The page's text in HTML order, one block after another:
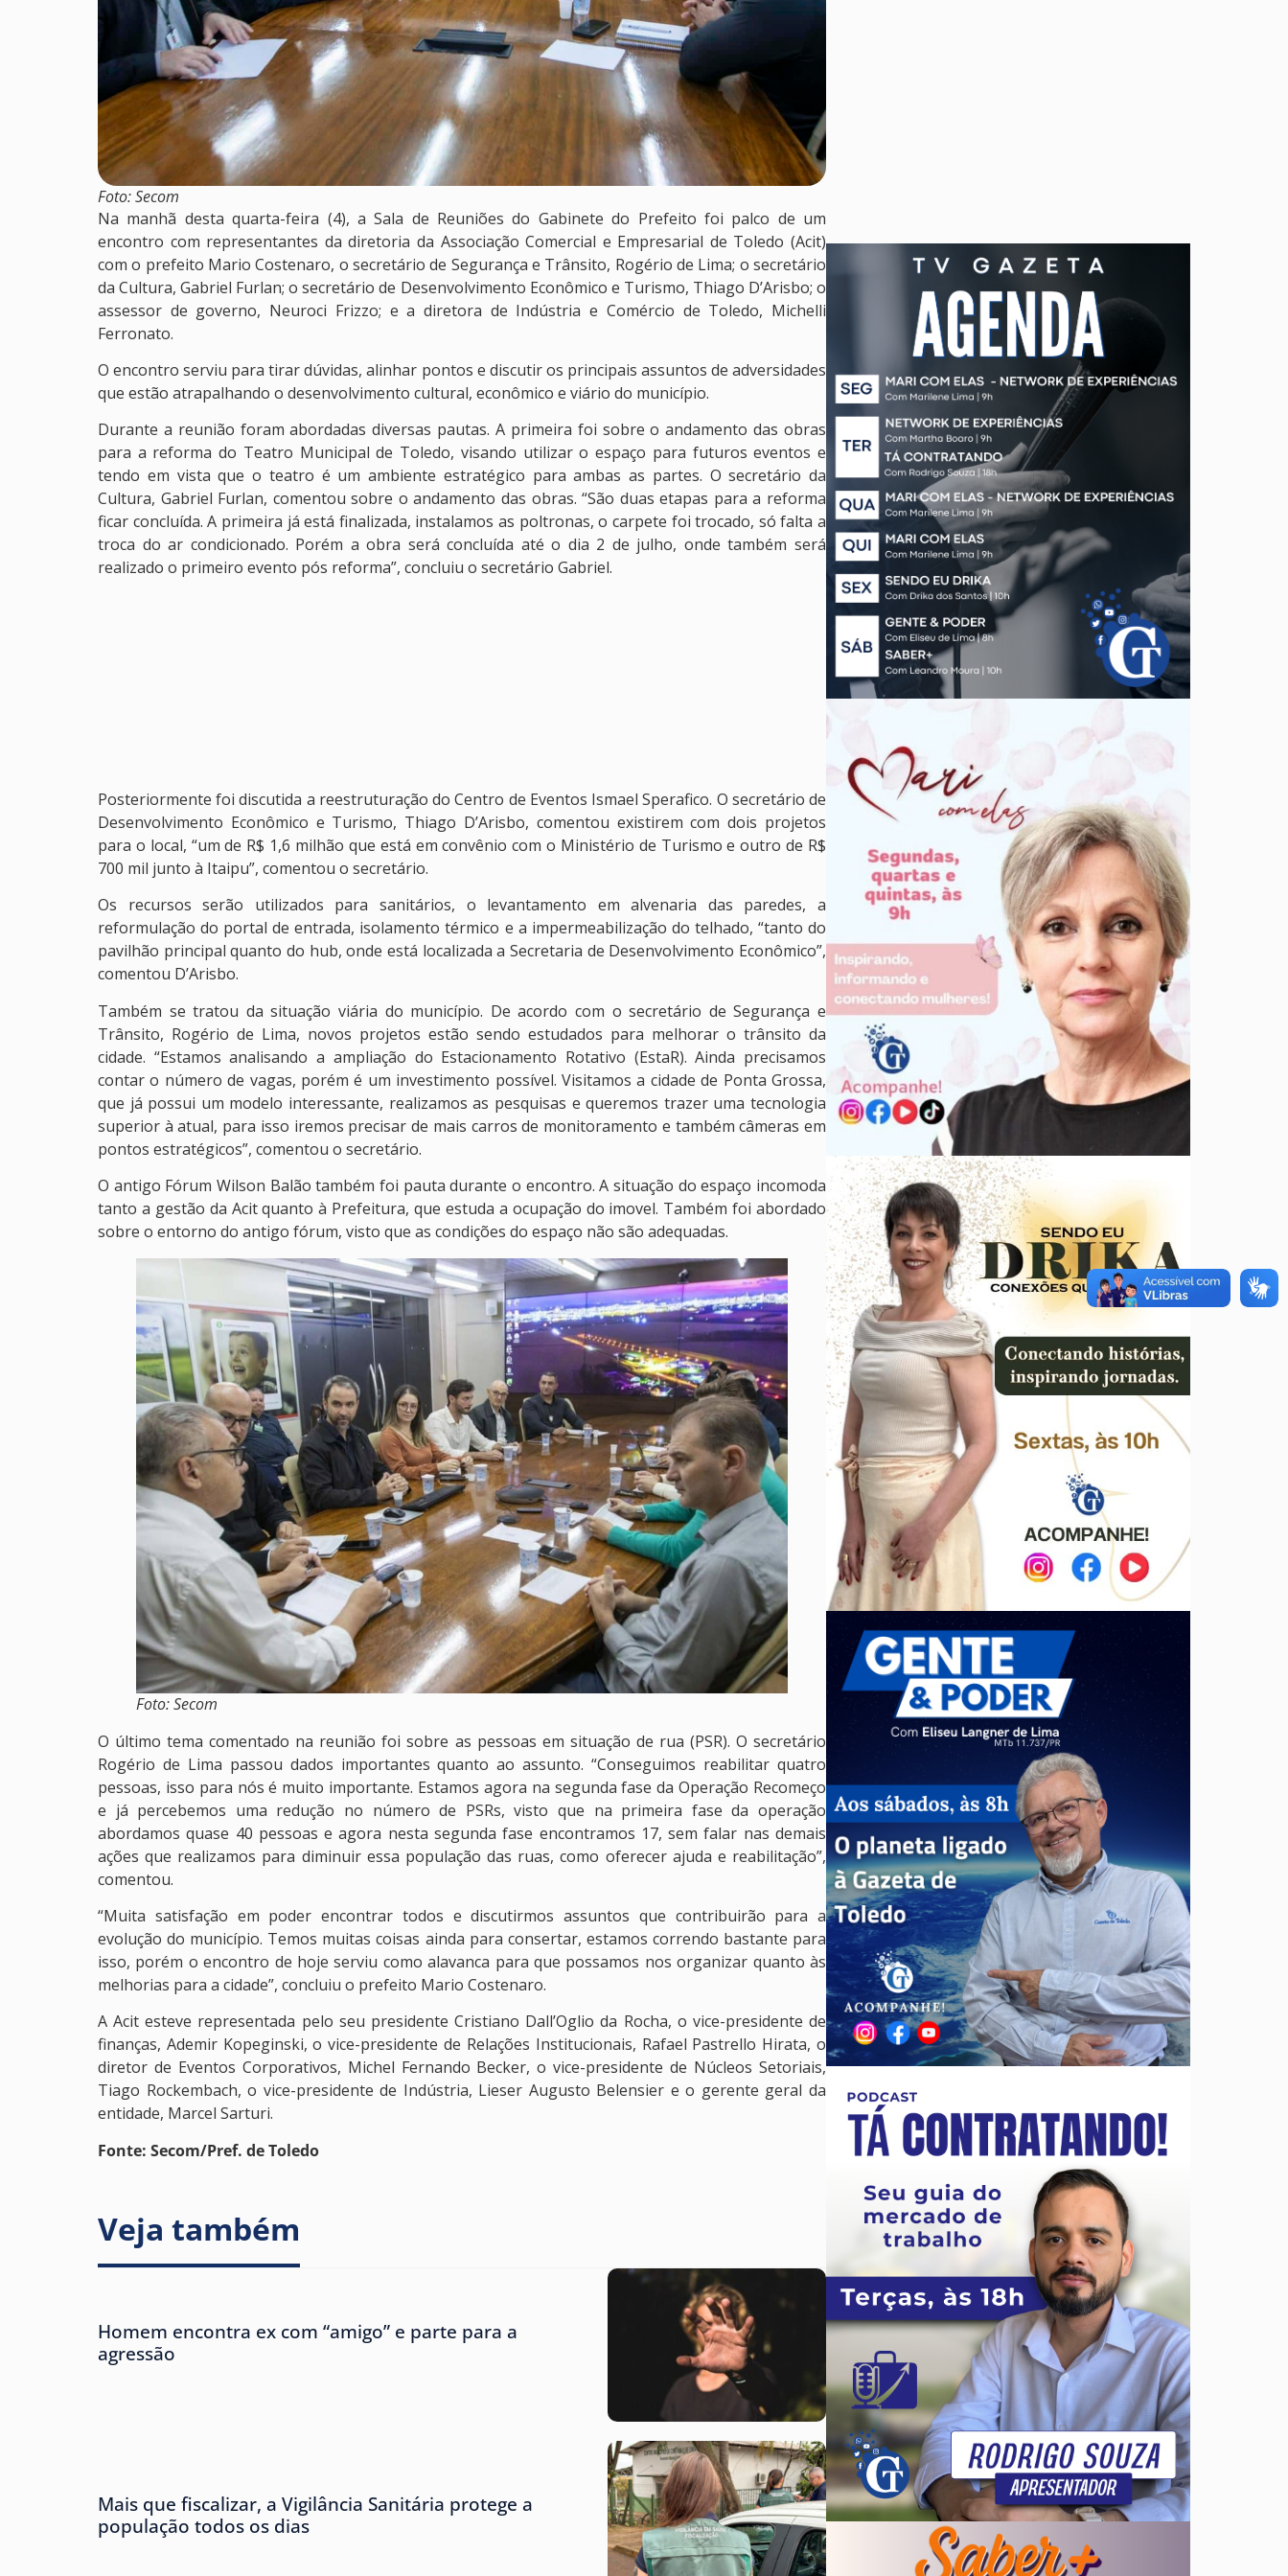
Foto: Secom
Na manhã desta quarta-feira (4), a Sala de Reuniões do Gabinete do Prefeito foi palco de um
encontro com representantes da diretoria da Associação Comercial e Empresarial de Toledo (Acit)
com o prefeito Mario Costenaro, o secretário de Segurança e Trânsito, Rogério de Lima; o secretário
da Cultura, Gabriel Furlan; o secretário de Desenvolvimento Econômico e Turismo, Thiago D’Arisbo; o
assessor de governo, Neuroci Frizzo; e a diretora de Indústria e Comércio de Toledo, Michelli
Ferronato.
O encontro serviu para tirar dúvidas, alinhar pontos e discutir os principais assuntos de adversidades
que estão atrapalhando o desenvolvimento cultural, econômico e viário do município.
Durante a reunião foram abordadas diversas pautas. A primeira foi sobre o andamento das obras
para a reforma do Teatro Municipal de Toledo, visando utilizar o espaço para futuros eventos e
tendo em vista que o teatro é um ambiente estratégico para ambas as partes. O secretário da
Cultura, Gabriel Furlan, comentou sobre o andamento das obras. “São duas etapas para a reforma
ficar concluída. A primeira já está finalizada, instalamos as poltronas, o carpete foi trocado, só falta a
troca do ar condicionado. Porém a obra será concluída até o dia 2 de julho, onde também será
realizado o primeiro evento pós reforma”, concluiu o secretário Gabriel.
Posteriormente foi discutida a reestruturação do Centro de Eventos Ismael Sperafico. O secretário de
Desenvolvimento Econômico e Turismo, Thiago D’Arisbo, comentou existirem com dois projetos
para o local, “um de R$ 1,6 milhão que está em convênio com o Ministério de Turismo e outro de R$
700 mil junto à Itaipu”, comentou o secretário.
Os recursos serão utilizados para sanitários, o levantamento em alvenaria das paredes, a
reformulação do portal de entrada, isolamento térmico e a impermeabilização do telhado, “tanto do
pavilhão principal quanto do hub, onde está localizada a Secretaria de Desenvolvimento Econômico”,
comentou D’Arisbo.
Também se tratou da situação viária do município. De acordo com o secretário de Segurança e
Trânsito, Rogério de Lima, novos projetos estão sendo estudados para melhorar o trânsito da
cidade. “Estamos analisando a ampliação do Estacionamento Rotativo (EstaR). Ainda precisamos
contar o número de vagas, porém é um investimento possível. Visitamos a cidade de Ponta Grossa,
que já possui um modelo interessante, realizamos as pesquisas e queremos trazer uma tecnologia
superior à atual, para isso iremos precisar de mais carros de monitoramento e também câmeras em
pontos estratégicos”, comentou o secretário.
O antigo Fórum Wilson Balão também foi pauta durante o encontro. A situação do espaço incomoda
tanto a gestão da Acit quanto à Prefeitura, que estuda a ocupação do imovel. Também foi abordado
sobre o entorno do antigo fórum, visto que as condições do espaço não são adequadas.
Foto: Secom
O último tema comentado na reunião foi sobre as pessoas em situação de rua (PSR). O secretário
Rogério de Lima passou dados importantes quanto ao assunto. “Conseguimos reabilitar quatro
pessoas, isso para nós é muito importante. Estamos agora na segunda fase da Operação Recomeço
e já percebemos uma redução no número de PSRs, visto que na primeira fase da operação
abordamos quase 40 pessoas e agora nesta segunda fase encontramos 17, sem falar nas demais
ações que realizamos para diminuir essa população das ruas, como oferecer ajuda e reabilitação”,
comentou.
“Muita satisfação em poder encontrar todos e discutirmos assuntos que contribuirão para a
evolução do município. Temos muitas coisas ainda para consertar, estamos correndo bastante para
isso, porém o encontro de hoje serviu como alavanca para que possamos nos organizar quanto às
melhorias para a cidade”, concluiu o prefeito Mario Costenaro.
A Acit esteve representada pelo seu presidente Cristiano Dall’Oglio da Rocha, o vice-presidente de
finanças, Ademir Kopeginski, o vice-presidente de Relações Institucionais, Rafael Pastrello Hirata, o
diretor de Eventos Corporativos, Michel Fernando Becker, o vice-presidente de Núcleos Setoriais,
Tiago Rockembach, o vice-presidente de Indústria, Lieser Augusto Belensier e o gerente geral da
entidade, Marcel Sarturi.
Fonte: Secom/Pref. de Toledo
Veja também
Homem encontra ex com “amigo” e parte para a
agressão
Mais que fiscalizar, a Vigilância Sanitária protege a
população todos os dias